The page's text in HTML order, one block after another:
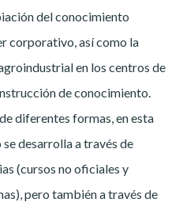
del conocimiento
corporativo, así como la
en los centros de
de conocimiento.
diferentes formas, en esta
desarrolla a través de
(cursos no oficiales y
pero también a través de